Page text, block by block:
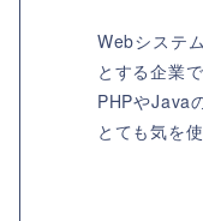
Webシステ
とする企業で
PHPやJava
とても気を